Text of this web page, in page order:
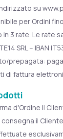
su
per Ordini
3 rate. Le rate
SRL – IBAN
prepagata:
di fattura
d'Ordine il
il